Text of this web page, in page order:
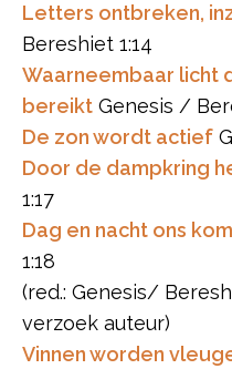
Letters ontbreken,
Bereshiet 1:14
Waarneembaar licht
bereikt Genesis /
De zon wordt actief
Door de dampkring
1:17
Dag en nacht ons
1:18
(red.: Genesis/
verzoek auteur)
Vinnen worden